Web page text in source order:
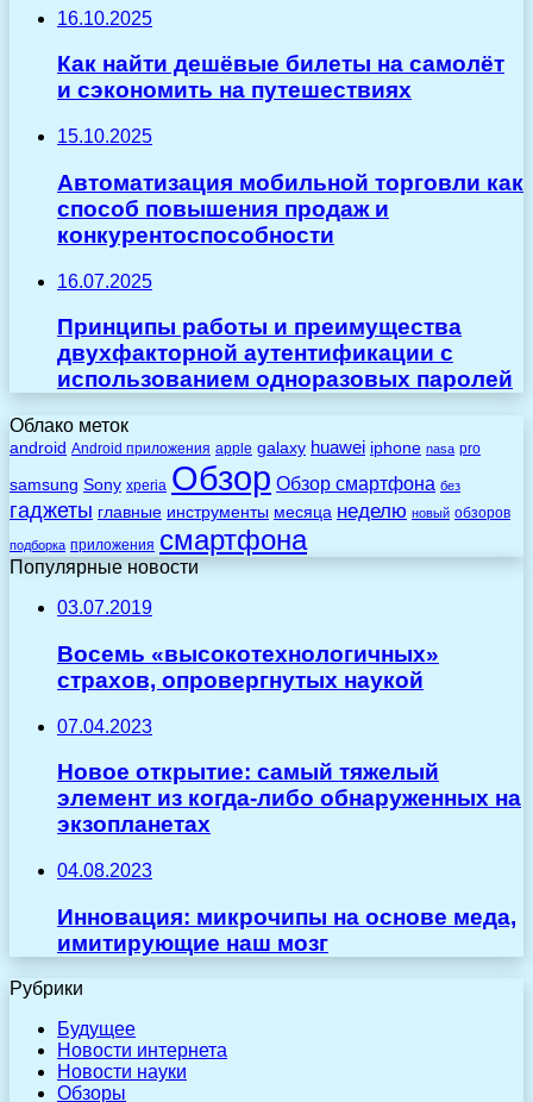
16.10.2025
Как найти дешёвые билеты на самолёт
и сэкономить на путешествиях
15.10.2025
Автоматизация мобильной торговли как
способ повышения продаж и
конкурентоспособности
16.07.2025
Принципы работы и преимущества
двухфакторной аутентификации с
использованием одноразовых паролей
Облако меток
android Android приложения apple galaxy huawei iphone nasa pro
samsung Sony xperia Обзор Обзор смартфона без
гаджеты главные инструменты месяца неделю новый обзоров
подборка приложения смартфона
Популярные новости
03.07.2019
Восемь «высокотехнологичных»
страхов, опровергнутых наукой
07.04.2023
Новое открытие: самый тяжелый
элемент из когда-либо обнаруженных на
экзопланетах
04.08.2023
Инновация: микрочипы на основе меда,
имитирующие наш мозг
Рубрики
Будущее
Новости интернета
Новости науки
Обзоры